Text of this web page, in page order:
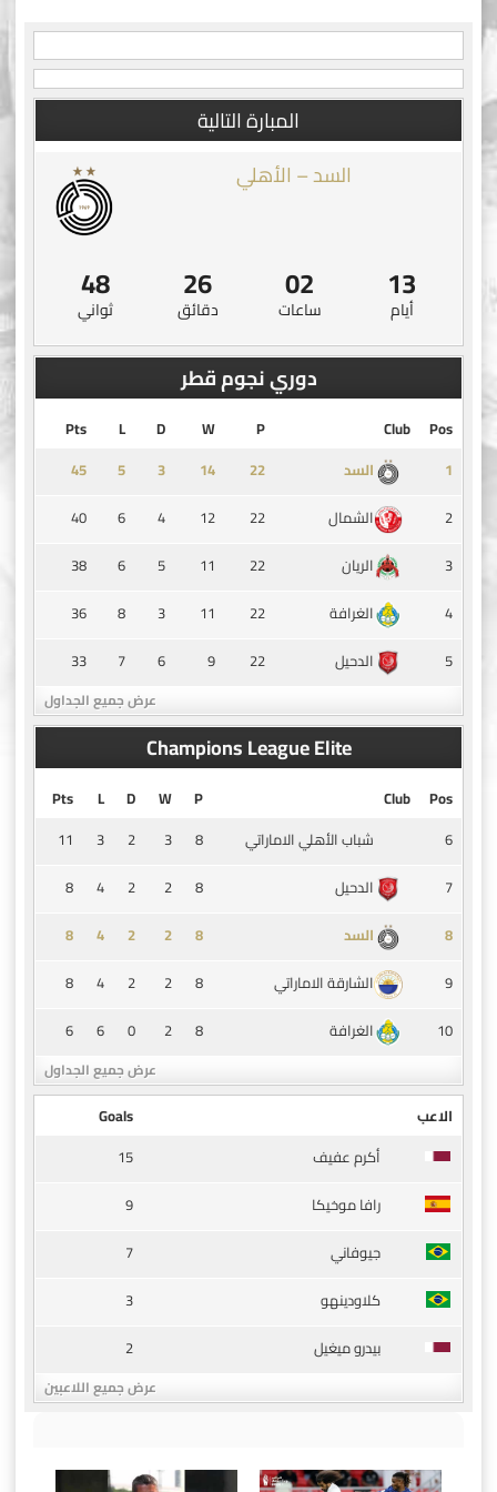
المبارة التالية
السد – الأهلي
13
أيام
02
ساعات
26
دقائق
48
ثواني
دوري نجوم قطر
Pos
Club
P
W
D
L
Pts
1
السد ‏22
14
3
5
45
2
الشمال 22
12
4
6
40
3
الريان 22
11
5
6
38
4
الغرافة 22
11
3
8
36
5
الدحيل 22
9
6
7
33
عرض جميع الجداول
Champions League Elite
Pos
Club
P
W
D
L
Pts
6
شباب الأهلي الاماراتي 8
3
2
3
11
7
الدحيل 8
2
2
4
8
8
السد 8
2
2
4
8
9
الشارقة الاماراتي 8
2
2
4
8
10
الغرافة 8
2
0
6
6
عرض جميع الجداول
الاعب
Goals
أكرم عفيف
15
رافا موخيكا
9
جيوفاني
7
كلاودينهو
3
بيدرو ميغيل
2
عرض جميع اللاعبين